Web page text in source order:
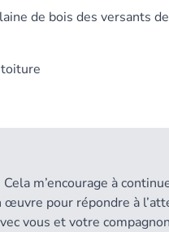
de bois des versants
m’encourage à
pour répondre à
vous et votre